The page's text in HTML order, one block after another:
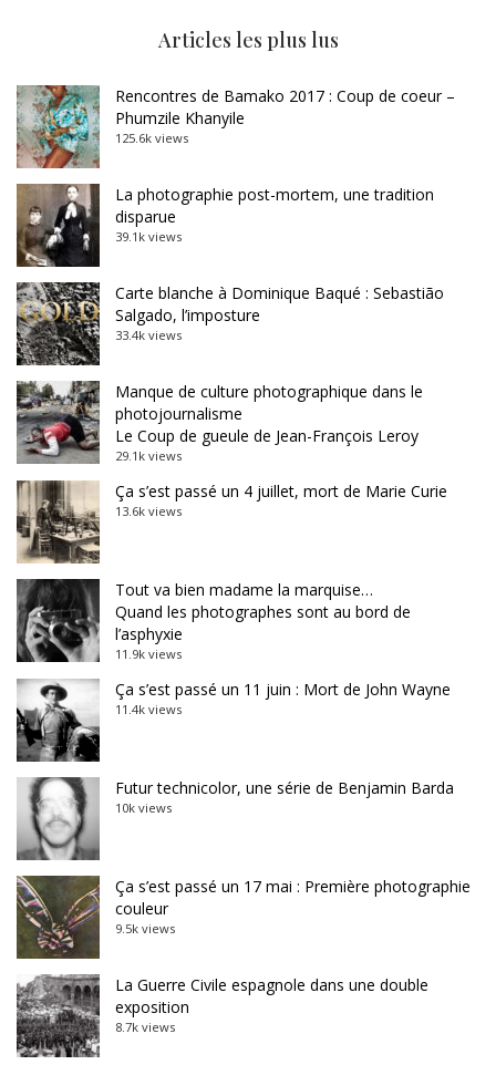
Articles les plus lus
Rencontres de Bamako 2017 : Coup de coeur –
Phumzile Khanyile
125.6k views
La photographie post-mortem, une tradition
disparue
39.1k views
Carte blanche à Dominique Baqué : Sebastião
Salgado, l’imposture
33.4k views
Manque de culture photographique dans le
photojournalisme
Le Coup de gueule de Jean-François Leroy
29.1k views
Ça s’est passé un 4 juillet, mort de Marie Curie
13.6k views
Tout va bien madame la marquise…
Quand les photographes sont au bord de
l’asphyxie
11.9k views
Ça s’est passé un 11 juin : Mort de John Wayne
11.4k views
Futur technicolor, une série de Benjamin Barda
10k views
Ça s’est passé un 17 mai : Première photographie
couleur
9.5k views
La Guerre Civile espagnole dans une double
exposition
8.7k views